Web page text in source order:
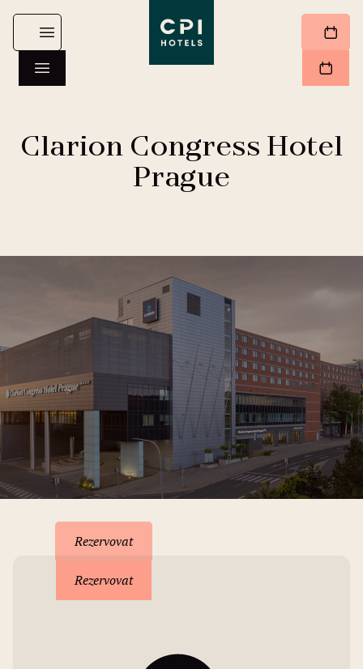
Clarion Congress Hotel
Prague
Rezervovat
Rezervovat